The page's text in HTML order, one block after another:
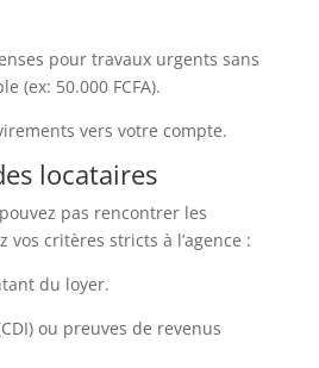
pour travaux urgents sans
(ex: 50.000 FCFA).
vers votre compte.
locataires
pas rencontrer les
vos critères stricts à l’agence :
du loyer.
ou preuves de revenus